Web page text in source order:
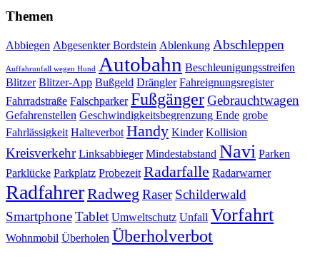
Themen
Abbiegen Abgesenkter Bordstein Ablenkung Abschleppen
Auffahrunfall wegen Hund Autobahn Beschleunigungsstreifen
Blitzer Blitzer-App Bußgeld Drängler Fahreignungsregister
Fahrradstraße Falschparker FußgängerGebrauchtwagen
Gefahrenstellen Geschwindigkeitsbegrenzung Ende grobe
Fahrlässigkeit Halteverbot Handy Kinder Kollision
Kreisverkehr Linksabbieger Mindestabstand Navi Parken
Parklücke Parkplatz Probezeit Radarfalle Radarwarner
RadfahrerRadweg Raser Schilderwald
SmartphoneTablet Umweltschutz Unfall Vorfahrt
Wohnmobil Überholen Überholverbot